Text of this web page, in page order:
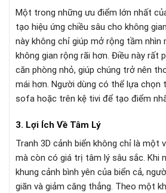
Một trong những ưu điểm lớn nhất
tạo hiệu ứng chiều sâu cho không
này không chỉ giúp mở rộng tầm nhìn
không gian rộng rãi hơn. Điều này rất
căn phòng nhỏ, giúp chúng trở nên
mái hơn. Người dùng có thể lựa chọn
sofa hoặc trên kệ tivi để tạo điểm
3. Lợi Ích Về Tâm Lý
Tranh 3D cảnh biển không chỉ là một
mà còn có giá trị tâm lý sâu sắc. Khi
khung cảnh bình yên của biển cả,
giãn và giảm căng thẳng. Theo một